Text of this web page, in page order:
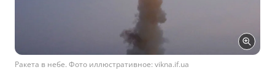
Ракета в небе. Фото иллюстративное: vikna.if.ua